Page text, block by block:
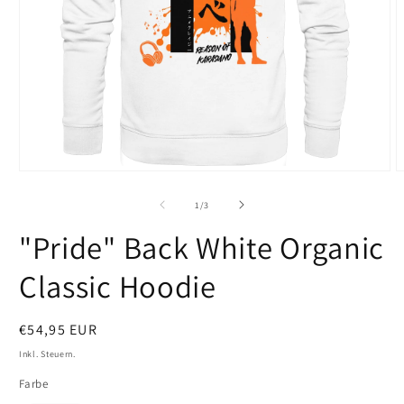
1 /von
3
"Pride" Back White Organic
Classic Hoodie
Normaler
Preis
€54,95 EUR
Inkl. Steuern.
Farbe